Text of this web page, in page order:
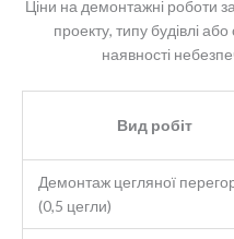
Ціни на демонтажні роботи
проекту, типу будівлі
наявності
Вид робіт
Демонтаж цегляної
(0,5 цегли)